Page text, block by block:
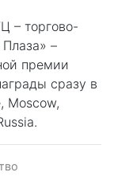
– торгово-
–
премии
сразу в
Moscow,